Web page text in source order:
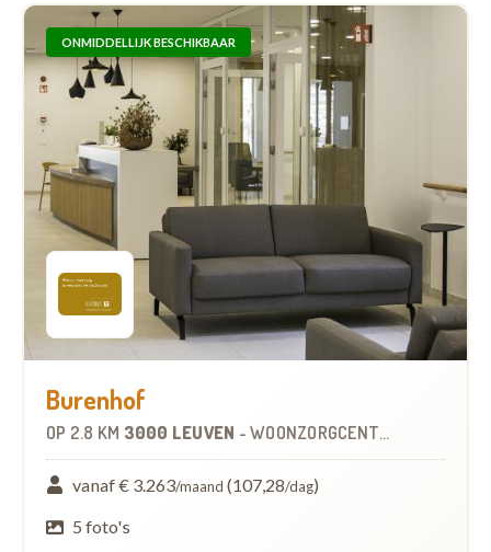
ONMIDDELLIJK BESCHIKBAAR
Burenhof
OP 2.8 KM 3000 LEUVEN - WOONZORGCENTRUM (WZC)
vanaf € 3.263/maand (107,28/dag)
5 foto's